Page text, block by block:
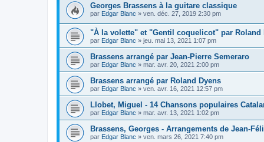
Georges Brassens à la guitare classique
par Edgar Blanc » ven. déc. 27, 2019 2:30 pm
"À la volette" et "Gentil coquelicot" par Roland
par Edgar Blanc » jeu. mai 13, 2021 1:07 pm
Brassens arrangé par Jean-Pierre Semeraro
par Edgar Blanc » mar. avr. 20, 2021 2:00 pm
Brassens arrangé par Roland Dyens
par Edgar Blanc » ven. avr. 16, 2021 12:57 pm
Llobet, Miguel - 14 Chansons populaires
par Edgar Blanc » mar. avr. 13, 2021 1:02 pm
Brassens, Georges - Arrangements de Jean-
par Edgar Blanc » ven. mars 26, 2021 7:40 pm